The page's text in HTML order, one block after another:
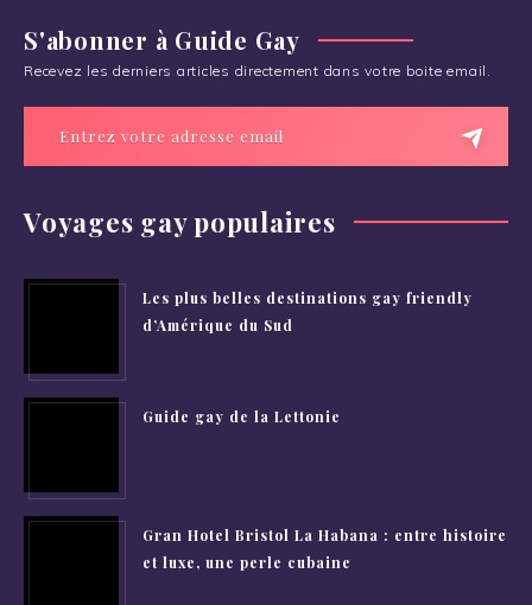
S'abonner à Guide Gay
Recevez les derniers articles directement dans votre boite email.
Voyages gay populaires
Les plus belles destinations gay friendly
d’Amérique du Sud
Guide gay de la Lettonie
Gran Hotel Bristol La Habana : entre histoire
et luxe, une perle cubaine